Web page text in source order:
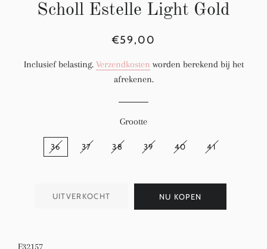
Scholl Estelle Light Gold
Normale
Aanbiedingsprijs
€59,00
Inclusief belasting. Verzendkosten worden berekend bij het
afrekenen.
Grootte
36 37 38 39 40 41
UITVERKOCHT NU KOPEN
F32157